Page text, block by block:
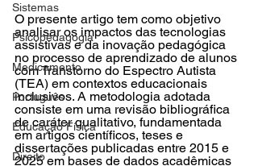
Sistemas
Psicopedagogia
Medicamento
Português
Educação Física
Direito
O presente artigo tem como objetivo
analisar os impactos das tecnologias
assistivas e da inovação pedagógica
no processo de aprendizado de alunos
com Transtorno do Espectro Autista
(TEA) em contextos educacionais
inclusivos. A metodologia adotada
consiste em uma revisão bibliográfica
de caráter qualitativo, fundamentada
em artigos científicos, teses e
dissertações publicadas entre 2015 e
2025 em bases de dados acadêmicas